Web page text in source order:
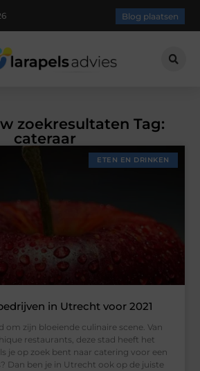
Blog plaatsen
zoekresultaten Tag:
cateraar
ETEN EN DRINKEN
in Utrecht voor 2021
om zijn bloeiende culinaire scene. Van
restaurants, deze stad heeft het
je op zoek bent naar catering voor een
Dan ben je in Utrecht ook op de juiste